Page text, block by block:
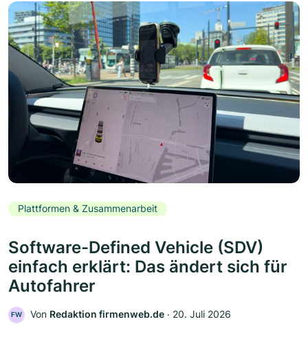
Plattformen & Zusammenarbeit
Software-Defined Vehicle (SDV)
einfach erklärt: Das ändert sich für
Autofahrer
FW Von Redaktion firmenweb.de ‧ 20. Juli 2026